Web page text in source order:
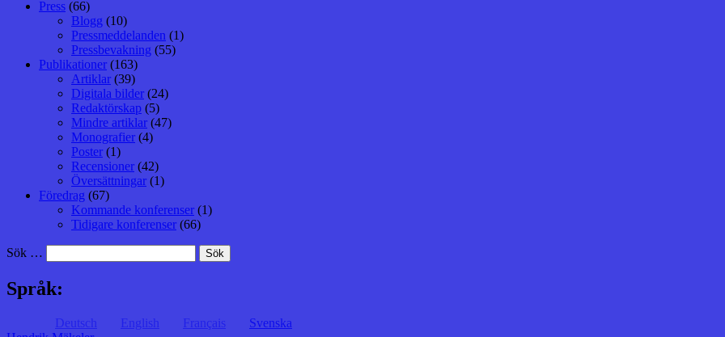
Press (66)
Blogg (10)
Pressmeddelanden (1)
Pressbevakning (55)
Publikationer (163)
Artiklar (39)
Digitala bilder (24)
Redaktörskap (5)
Mindre artiklar (47)
Monografier (4)
Poster (1)
Recensioner (42)
Översättningar (1)
Föredrag (67)
Kommande konferenser (1)
Tidigare konferenser (66)
Sök …
Språk:
Deutsch English Français
Svenska